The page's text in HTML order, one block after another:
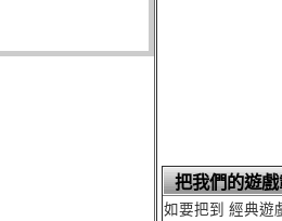
把我們的遊
如要把到 經典遊